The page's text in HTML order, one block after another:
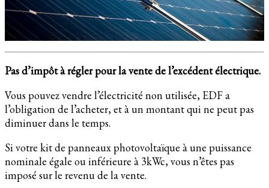
Pas d’impôt à régler pour la vente de l’excédent électrique.
Vous pouvez vendre l’électricité non utilisée, EDF a
l’obligation de l’acheter, et à un montant qui ne peut pas
diminuer dans le temps.
Si votre kit de panneaux photovoltaïque à une puissance
nominale égale ou inférieure à 3kWc, vous n’êtes pas
imposé sur le revenu de la vente.